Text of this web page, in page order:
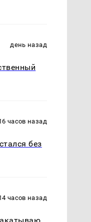
день назад
часов назад
без
часов назад